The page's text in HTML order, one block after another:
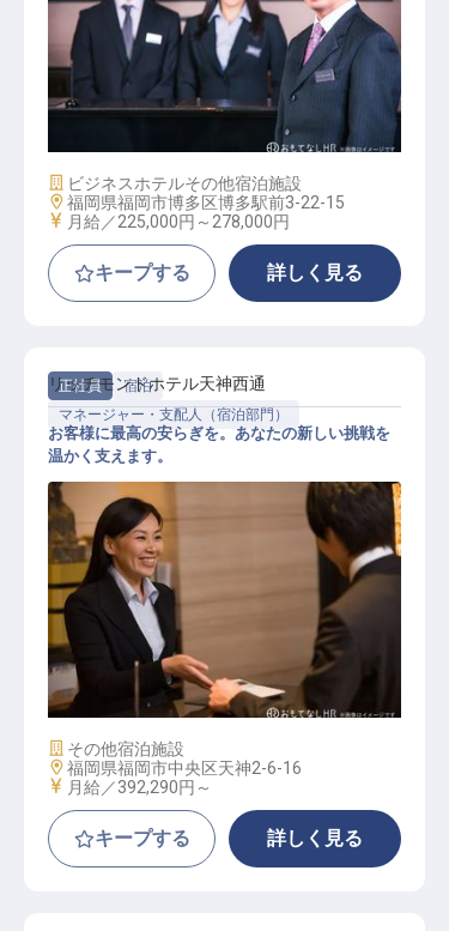
宿泊マネージャー候補
施設業態
ビジネスホテルその他宿泊施設
勤務地
福岡県福岡市博多区博多駅前3-22-15
給与
月給／225,000円～ 278,000円
キープする 詳しく見る
正社員
宿泊
マネージャー・支配人（宿泊部門）
宿泊支配人
リッチモンドホテル天神西通
お客様に最高の安らぎを。あなたの新しい挑戦を
温かく支えます。
施設業態
その他宿泊施設
勤務地
福岡県福岡市中央区天神2-6-16
給与
月給／392,290円～
キープする 詳しく見る